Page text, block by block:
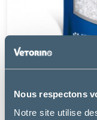
Nous respectons
Notre site utilise
LITIÈRE